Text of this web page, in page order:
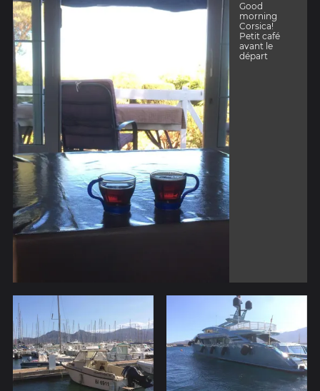
Good
morning
Corsica!
Petit café
avant le
départ